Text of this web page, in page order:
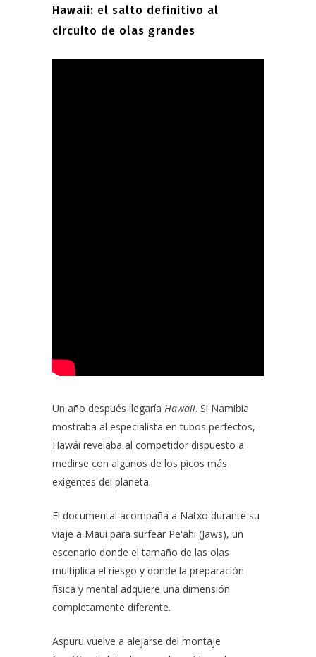
Hawaii: el salto definitivo al
circuito de olas grandes
Un año después llegaría Hawaii. Si Namibia
mostraba al especialista en tubos perfectos,
Hawái revelaba al competidor dispuesto a
medirse con algunos de los picos más
exigentes del planeta.
El documental acompaña a Natxo durante su
viaje a Maui para surfear Peʻahi (Jaws), un
escenario donde el tamaño de las olas
multiplica el riesgo y donde la preparación
física y mental adquiere una dimensión
completamente diferente.
Aspuru vuelve a alejarse del montaje